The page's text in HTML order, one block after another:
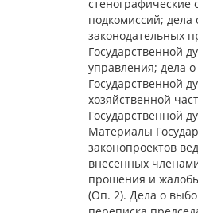
стенографические
подкомиссий; дела
законодательных
Государственной
управления; дела
Государственной
хозяйственной
Государственной
Материалы
законопроектов
внесенных
прошения и
(Оп. 2). Дела о